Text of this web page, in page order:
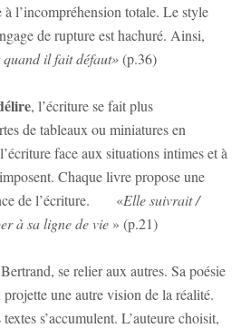
l’incompréhension totale. Le style
de rupture est hachuré. Ainsi,
il fait défaut»(p.36)
, l’écriture se fait plus
de tableaux ou miniatures en
face aux situations intimes et à
Chaque livre propose une
de l’écriture. «Elle suivrait /
à sa ligne de vie » (p.21)
se relier aux autres. Sa poésie
une autre vision de la réalité.
s’accumulent. L’auteure choisit,